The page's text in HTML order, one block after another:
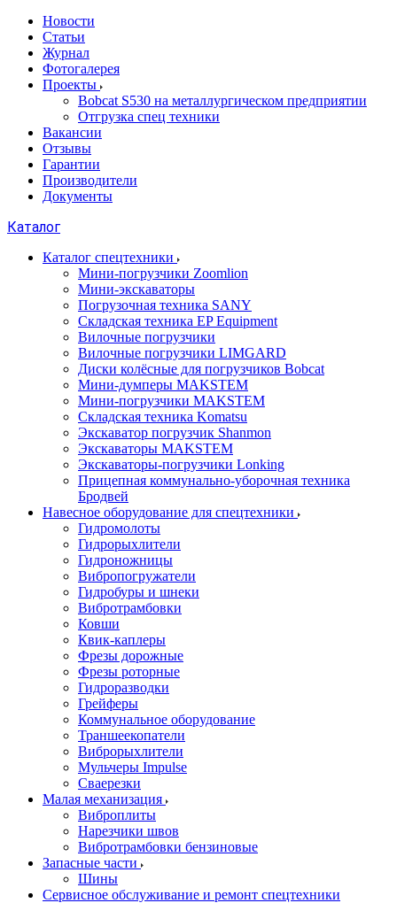
Новости
Статьи
Журнал
Фотогалерея
Проекты
Bobcat S530 на металлургическом предприятии
Отгрузка спец техники
Вакансии
Отзывы
Гарантии
Производители
Документы
Каталог
Каталог спецтехники
Мини-погрузчики Zoomlion
Мини-экскаваторы
Погрузочная техника SANY
Складская техника EP Equipment
Вилочные погрузчики
Вилочные погрузчики LIMGARD
Диски колёсные для погрузчиков Bobcat
Мини-думперы MAKSTEM
Мини-погрузчики MAKSTEM
Складская техника Komatsu
Экскаватор погрузчик Shanmon
Экскаваторы MAKSTEM
Экскаваторы-погрузчики Lonking
Прицепная коммунально-уборочная техника
Бродвей
Навесное оборудование для спецтехники
Гидромолоты
Гидрорыхлители
Гидроножницы
Вибропогружатели
Гидробуры и шнеки
Вибротрамбовки
Ковши
Квик-каплеры
Фрезы дорожные
Фрезы роторные
Гидроразводки
Грейферы
Коммунальное оборудование
Траншеекопатели
Виброрыхлители
Мульчеры Impulse
Сваерезки
Малая механизация
Виброплиты
Нарезчики швов
Вибротрамбовки бензиновые
Запасные части
Шины
Сервисное обслуживание и ремонт спецтехники